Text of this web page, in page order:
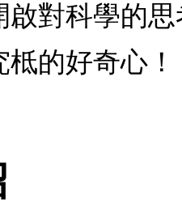
啟對科學的
的好奇心！